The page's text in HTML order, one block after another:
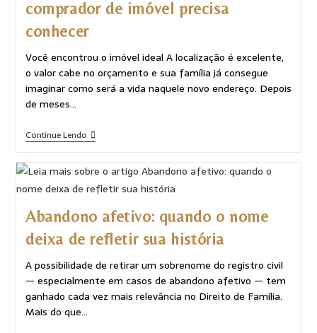
comprador de imóvel precisa
conhecer
Você encontrou o imóvel ideal A localização é excelente,
o valor cabe no orçamento e sua família já consegue
imaginar como será a vida naquele novo endereço. Depois
de meses…
Continue Lendo
Abandono afetivo: quando o nome
deixa de refletir sua história
A possibilidade de retirar um sobrenome do registro civil
— especialmente em casos de abandono afetivo — tem
ganhado cada vez mais relevância no Direito de Família.
Mais do que…